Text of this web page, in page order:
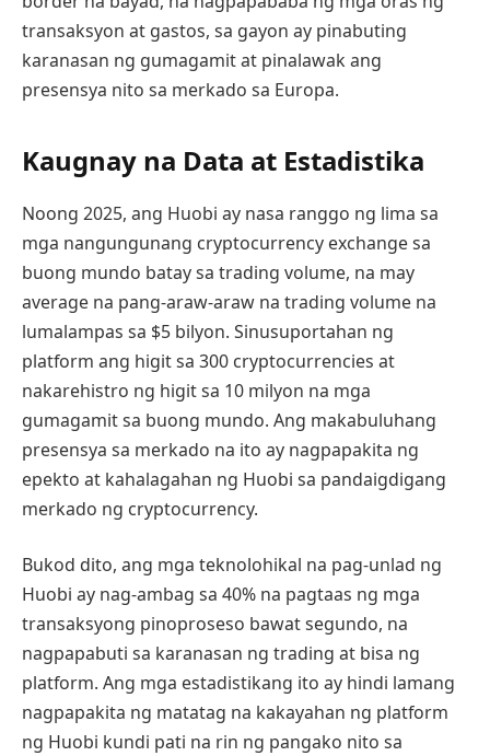
transaksyon at gastos, sa gayon ay pinabuting
karanasan ng gumagamit at pinalawak ang
presensya nito sa merkado sa Europa.
Kaugnay na Data at Estadistika
Noong 2025, ang Huobi ay nasa ranggo ng lima sa
mga nangungunang cryptocurrency exchange sa
buong mundo batay sa trading volume, na may
average na pang-araw-araw na trading volume na
lumalampas sa $5 bilyon. Sinusuportahan ng
platform ang higit sa 300 cryptocurrencies at
nakarehistro ng higit sa 10 milyon na mga
gumagamit sa buong mundo. Ang makabuluhang
presensya sa merkado na ito ay nagpapakita ng
epekto at kahalagahan ng Huobi sa pandaigdigang
merkado ng cryptocurrency.
Bukod dito, ang mga teknolohikal na pag-unlad ng
Huobi ay nag-ambag sa 40% na pagtaas ng mga
transaksyong pinoproseso bawat segundo, na
nagpapabuti sa karanasan ng trading at bisa ng
platform. Ang mga estadistikang ito ay hindi lamang
nagpapakita ng matatag na kakayahan ng platform
ng Huobi kundi pati na rin ng pangako nito sa